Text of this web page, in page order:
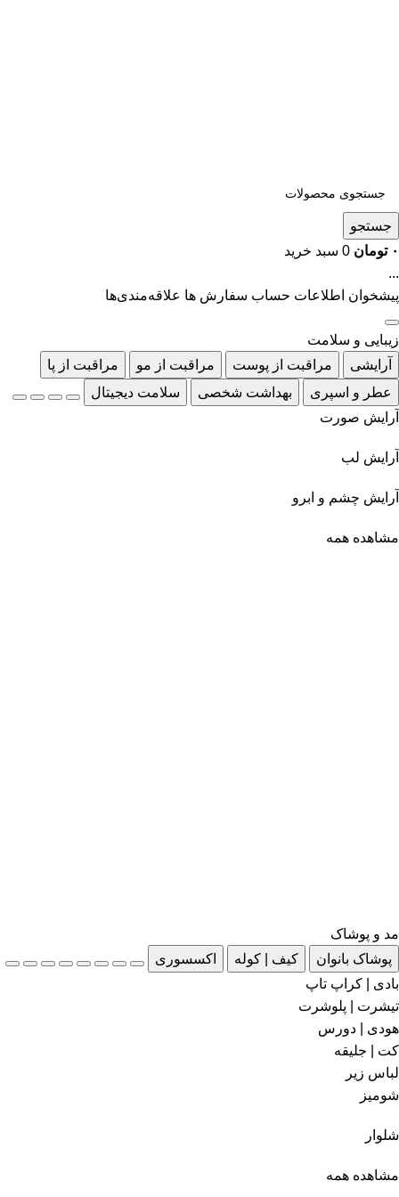
جستجو
۰ تومان 0 سبد خرید
...
پیشخوان اطلاعات حساب سفارش ها علاقه‌مندی‌ها
زیبایی و سلامت
آرایشی
مراقبت از پوست مراقبت از مو
مراقبت از پا
عطر و اسپری
بهداشت شخصی
سلامت دیجیتال
آرایش صورت
آرایش لب
آرایش چشم و ابرو
مشاهده همه
مد و پوشاک
پوشاک بانوان
کیف | کوله
اکسسوری
بادی | کراپ تاپ
تیشرت | پلوشرت
هودی | دورس
کت | جلیقه
لباس زیر
شومیز
شلوار
مشاهده همه